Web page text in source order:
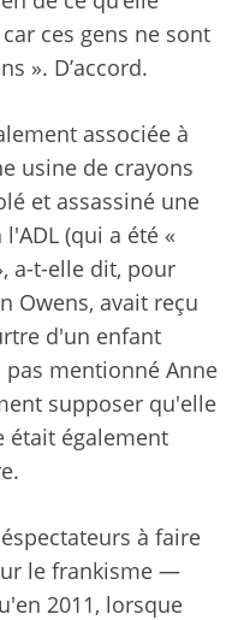
ces gens ne sont
». D’accord.
associée à
usine de crayons
et assassiné une
(qui a été «
a-t-elle dit, pour
Owens, avait reçu
d'un enfant
pas mentionné Anne
supposer qu'elle
était également
à faire
le frankisme —
2011, lorsque